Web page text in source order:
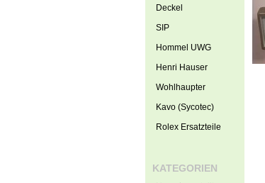
Deckel
SIP
Hommel UWG
Henri Hauser
Wohlhaupter
Kavo (Sycotec)
Rolex Ersatzteile
KATEGORIEN